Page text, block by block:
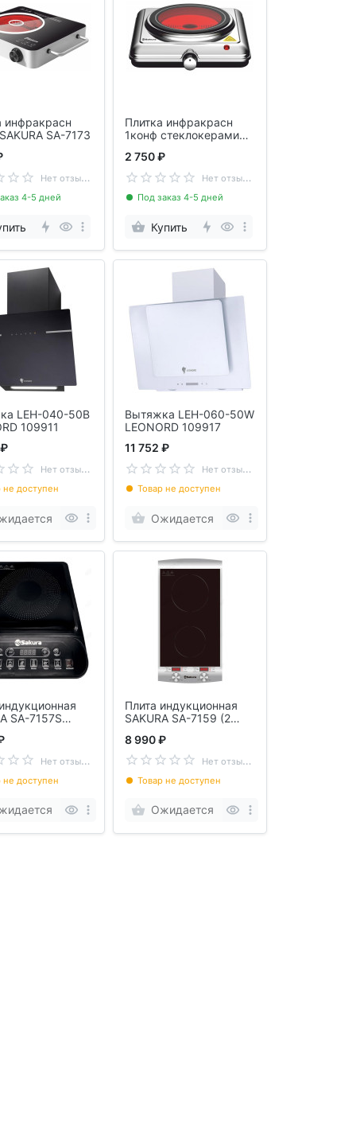
инфракрасн
SA-7173
Н
ет отзывов
4-5 дней
Плитка инфракрасн
1конф стеклокерамика
2 750 ₽
Н
ет отзывов
Под заказ 4-5 дней
Купить
LEH-040-50B
109911
Н
ет отзывов
не доступен
Вытяжка LEH-060-50W
LEONORD 109917
11 752 ₽
Н
ет отзывов
Товар не доступен
Ожидается
SA-7157S
Н
ет отзывов
не доступен
Плита индукционная
SAKURA SA-7159 (2
8 990 ₽
Н
ет отзывов
Товар не доступен
Ожидается